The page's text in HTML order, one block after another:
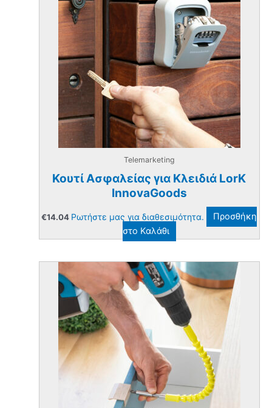
Telemarketing
Κουτί Ασφαλείας για Κλειδιά LorK
InnovaGoods
€14.04 Ρωτήστε μας για διαθεσιμότητα.
Προσθήκη
στο Καλάθι